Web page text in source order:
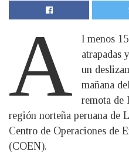
A
l menos
atrapadas
un
mañana
remota de
región norteña peruana de
Centro de Operaciones de
(COEN).